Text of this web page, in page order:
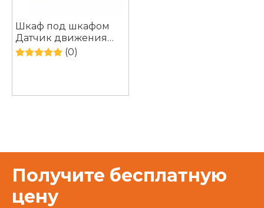
Шкаф под шкафом
Датчик движения
Светодиодный
батареей
(0)
Получите бесплатную
цену